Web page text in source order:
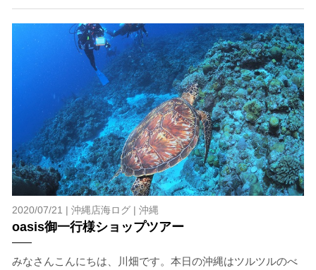
2020/07/21 | 沖縄店海ログ| 沖縄
oasis御一行様ショップツアー
みなさんこんにちは、川畑です。本日の沖縄はツルツルのべ
ホエールスイムは、通常のスノーケリングやスキンダイビ
ングに伴う危険に加え、予測不能なクジラの行動や、クジ
ラとの接触によってトラブルが発生する可能性がありま
す。さらに、流れのある海上で、船上からエントリーやエ
キジットを行う際にもトラブルが生じる可能性がありま
す。そして、これらを要因として傷害や損害が発生する場
合があります。またホエールスイムでは、これら以外にも
想定できないトラブルが発生する可能性があります。
参加者はこれらのリスクを理解し、傷害や損害につながっ
た場合、またはその他いかなる理由があっても、当ツアー
開催主催者とガイド、船舶の保有者及び船長に対して損害
賠償を請求しません。
承諾しました。